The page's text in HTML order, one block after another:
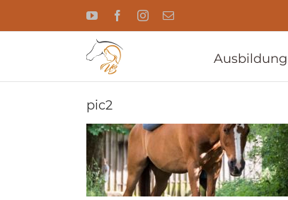
springen
YouTubeFacebookInstagram
E-
Ausbildung
pic2